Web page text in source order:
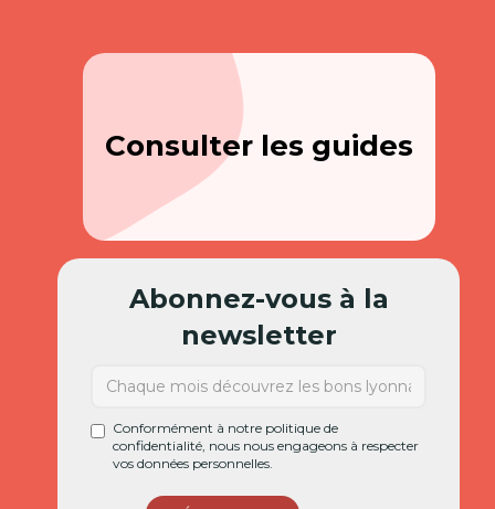
Consulter les guides
Abonnez-vous à la
newsletter
Conformément à notre politique de
confidentialité, nous nous engageons à respecter
vos données personnelles.